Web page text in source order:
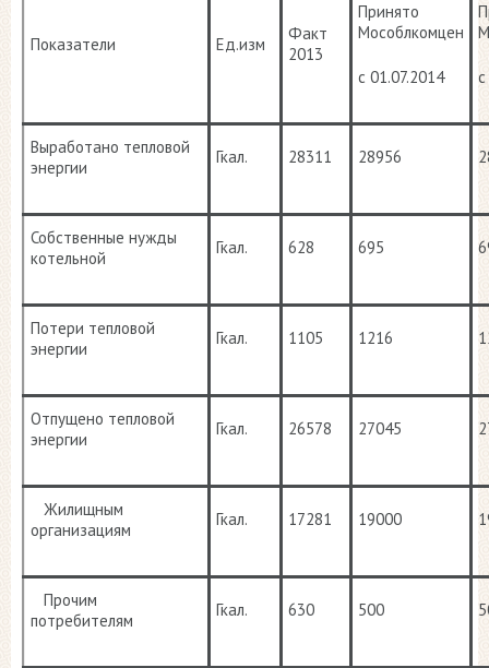
Показатели Ед.изм
Факт
2013
Принято
Мособлкомцен
с 01.07.2014
Выработано тепловой
энергии
Гкал. 28311 28956
Собственные нужды
котельной
Гкал. 628 695
Потери тепловой
энергии
Гкал. 1105 1216
Отпущено тепловой
энергии
Гкал. 26578 27045
Жилищным
организациям
Гкал. 17281 19000
Прочим
потребителям
Гкал. 630 500